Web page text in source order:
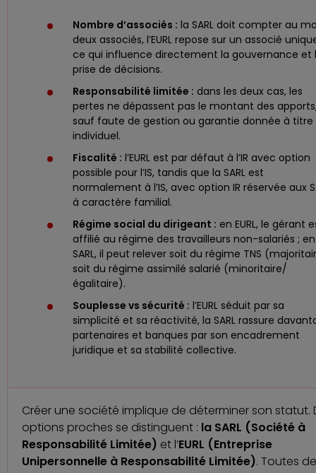
Nombre d’associés : la SARL doit compter au
deux associés, l’EURL repose sur un associé
ce qui influence directement la gouvernance et
prise de décisions.
Responsabilité limitée : dans les deux cas, les
pertes ne dépassent pas le montant des
sauf faute de gestion ou garantie donnée à titre
individuel.
Fiscalité : l’EURL est par défaut à l’IR avec option
possible pour l’IS, tandis que la SARL est
normalement à l’IS, avec option IR réservée aux
à caractère familial.
Régime social du dirigeant : en EURL, le gérant
affilié au régime des travailleurs non-salariés ; en
SARL, il peut relever soit du régime TNS
soit du régime assimilé salarié (minoritaire/
égalitaire).
Souplesse vs sécurité : l’EURL séduit par sa
simplicité et sa réactivité, la SARL rassure
partenaires et banques par son encadrement
juridique et sa stabilité collective.
Créer une société implique de déterminer son statut.
options proches se distinguent : la SARL (Société à
Responsabilité Limitée) et l’EURL (Entreprise
Unipersonnelle à Responsabilité Limitée). Toutes